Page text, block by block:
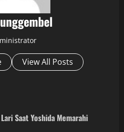
View All Posts
Saat Yoshida Memarahi